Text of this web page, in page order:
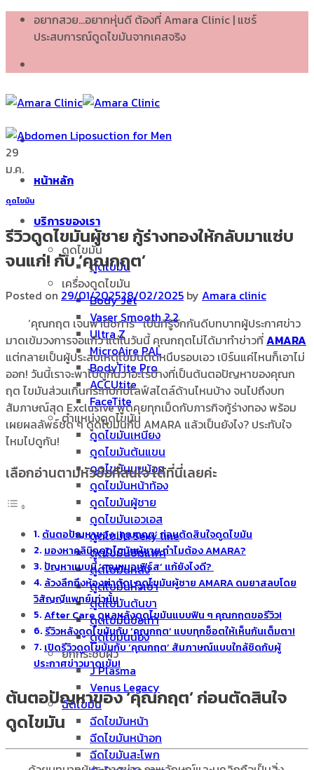
Skip อยากสวย...อยากหุ่นดี ต้องที่ Amara Clinic | แชร์
ประสบการณ์ดูดไขมันจากเคสจริง
หน้าหลัก
บริการของเรา
ดูดไขมัน
ดูดไขมัน
เครื่องดูดไขมัน
Body Jet
Vaser Smooth 2.2
Ultra Z
MicroAire PAL
BodyTite Pro
ACCUtite
FaceTite
ตำแหน่งดูดไขมัน
ดูดไขมันเหนียง
ดูดไขมันต้นแขน
ดูดไขมันนมน้อย
ดูดไขมันหน้าท้อง
ดูดไขมันผู้ชาย
ดูดไขมันเอวเอส
ดูดไขมัน Sexy line
ดูดไขมันซิกแพค
ดูดไขมันหลัง
ดูดไขมันหัวเข่า
ดูดไขมันต้นขา
ดูดไขมันข้อเท้า
ดูดไขมันน่อง
ยกกระชับผิว
J Plasma
Venus Legacy
ฉีดไขมัน
ฉีดไขมันหน้า
ฉีดไขมันหน้าอก
ฉีดไขมันสะโพก
29
ม.ค.
ดูดไขมัน
รีวิวดูดไขมันผู้ชาย กู้ร่างทองให้กลับมาแซ่บ
จนแก่! กับ ‘คุณกฤต’
Posted on 29/01/202528/02/2025 by Amara clinic
‘คุณกฤต เจนพานิชการ’ เป็นที่รู้จักกันดีบทบาทผู้ประกาศข่าว
มาดเข้มวงการจอแก้ว แต่ในวันนี้ คุณกฤตไม่ได้มาทำข่าวที่AMARA
แต่กลายเป็นผู้ประสบเหตุไขมันติดหนึบรอบเอว เบิร์นแค่ไหนก็เอาไม่
ออก! วันนี้เราจะพาไปดูกันว่าอะไรบ้างที่เป็นต้นตอปัญหาของคุณก
ฤต ไขมันส่วนเกินกระทบกับไลฟ์สไตล์ด้านไหนบ้าง จนไปถึงบท
สัมภาษณ์สุด Exclusive พูดคุยทุกเม็ดกับภารกิจกู้ร่างทอง พร้อม
เผยผลลัพธ์ชัด ๆ ดูดไขมันกับ AMARA แล้วเป็นยังไง? ประทับใจ
ไหมไปดูกัน!
เลือกอ่านตามหัวข้อที่สนใจ ได้ที่นี่เลยค่ะ
ต้นตอปัญหาของ ‘คุณกฤต’ ก่อนตัดสินใจดูดไขมัน
มองหาคลินิกดูดไขมันผู้ชาย ทำไมต้อง AMARA?
ปัญหาแบบนี้ ‘คุณหมอเฟิร์ส’ แก้ยังไงดี?
ล้วงลึกถึงห้องผ่าตัด! ดูดไขมันผู้ชาย AMARA ดมยาสลบโดย
วิสัญญีแพทย์เท่านั้น
After Care ดูแลหลังดูดไขมันแบบฟิน ๆ คุณกฤตขอรีวิว!
รีวิวหลังดูดไขมันกับ ‘คุณกฤต’ แบบทุกช็อตให้เห็นกันเต็มตา!
เปิดรีวิวดูดไขมันกับ ‘คุณกฤต’ สัมภาษณ์แบบใกล้ชิดกับผู้
ประกาศข่าวมาดเข้ม!
ต้นตอปัญหาของ ‘คุณกฤต’ ก่อนตัดสินใจ
ดูดไขมัน